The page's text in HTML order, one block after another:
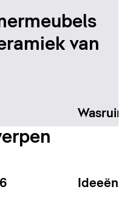
nu
van
Ideeën